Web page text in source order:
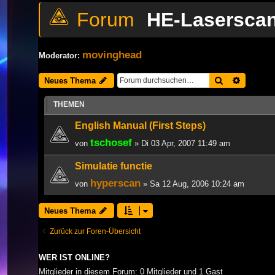
HE-
Moderator: movinghead
Neues Thema Suche
THEMEN
English Manual (First Steps)
von tschosef » Di 03 Apr, 2007 11:49 am
Simulatie functie
von hyperscan » Sa 12 Aug, 2006 10:24 am
Neues Thema
Zurück zur Foren-Übersicht
WER IST ONLINE?
Mitglieder in diesem Forum: 0 Mitglieder und 1 Gast